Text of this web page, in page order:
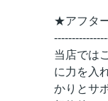
★アフタ
当店では
に力を入
かりとサ